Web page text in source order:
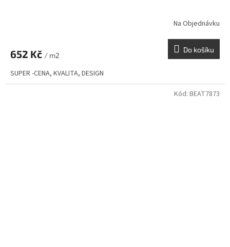
Na Objednávku
652 Kč / m2
Do košíku
SUPER -CENA, KVALITA, DESIGN
Kód: BEAT7873